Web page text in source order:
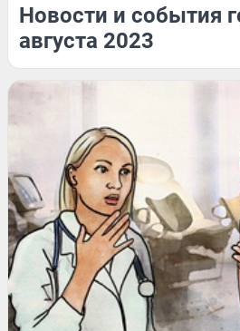
Новости и события
августа 2023